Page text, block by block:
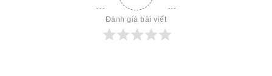
Đánh giá bài viết